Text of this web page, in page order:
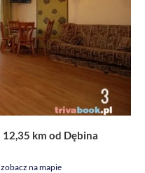
12,35 km od Dębina
zobacz na mapie